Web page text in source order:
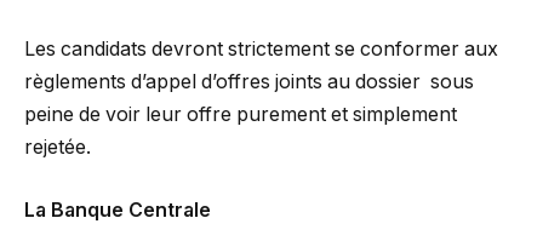
Les candidats devront strictement se conformer aux
règlements d’appel d’offres joints au dossier sous
peine de voir leur offre purement et simplement
rejetée.
La Banque Centrale